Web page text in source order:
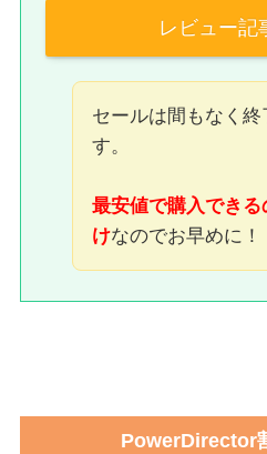
レビュー記
セールは間もなく終
す。
最安値で購入できる
けなのでお早めに！
PowerDirector